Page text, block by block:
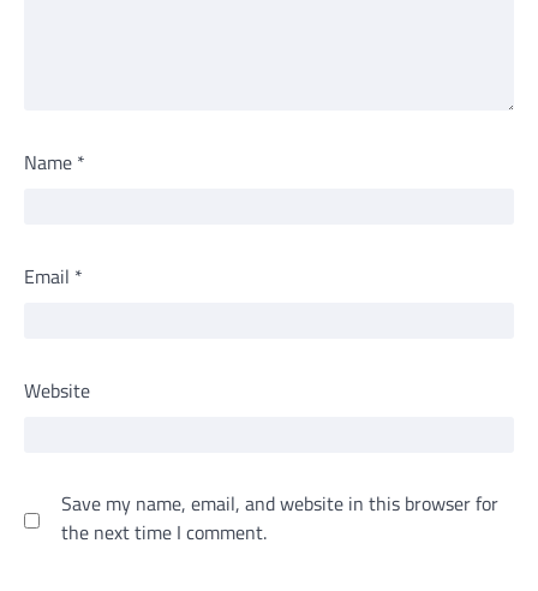
Name *
Email *
Website
Save my name, email, and website in this browser for
the next time I comment.